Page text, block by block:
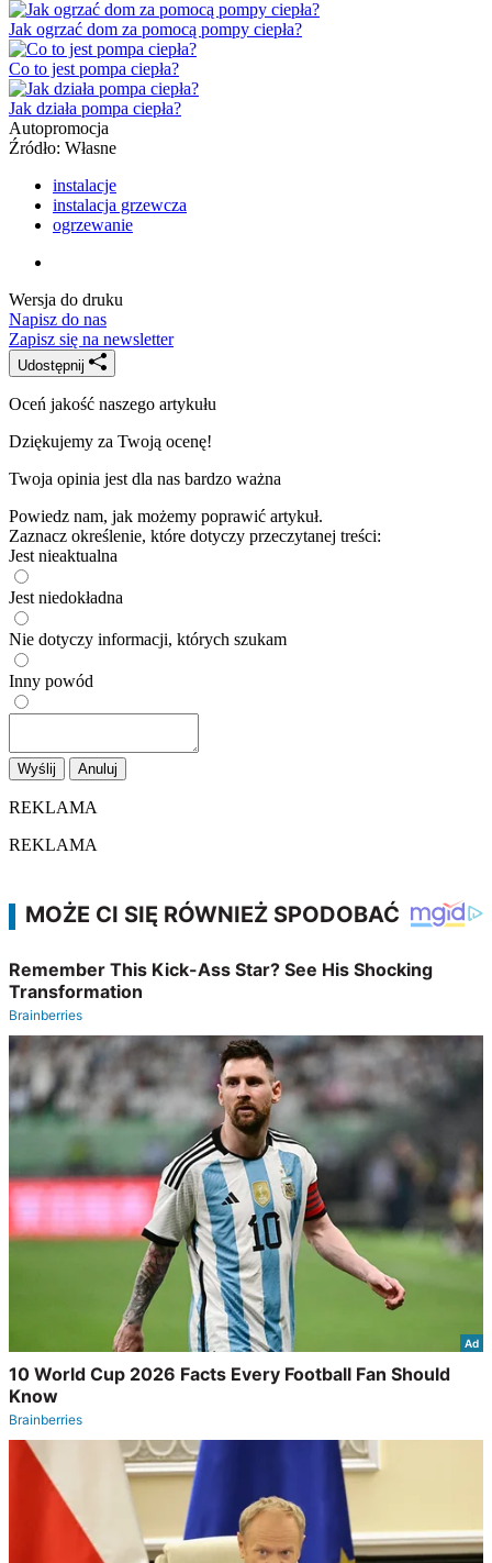
Jak ogrzać dom za pomocą pompy ciepła?
Co to jest pompa ciepła?
Jak działa pompa ciepła?
Autopromocja
Źródło: Własne
instalacje
instalacja grzewcza
ogrzewanie
Wersja do druku
Napisz do nas
Zapisz się na newsletter
Udostępnij
Oceń jakość naszego artykułu
Dziękujemy za Twoją ocenę!
Twoja opinia jest dla nas bardzo ważna
Powiedz nam, jak możemy poprawić artykuł.
Zaznacz określenie, które dotyczy przeczytanej treści:
Jest nieaktualna
Jest niedokładna
Nie dotyczy informacji, których szukam
Inny powód
Wyślij Anuluj
REKLAMA
REKLAMA